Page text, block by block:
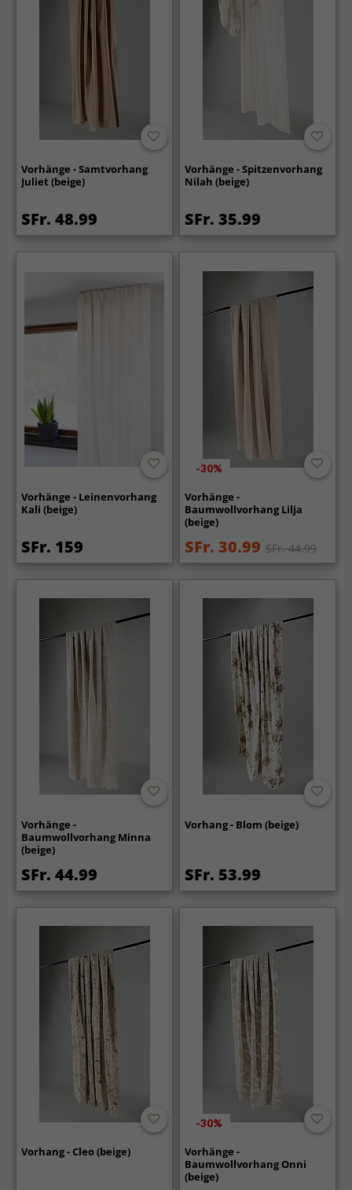
Vorhänge - Samtvorhang
Juliet (beige)
SFr. 48.99
Vorhänge - Spitzenvorhang
Nilah (beige)
SFr. 35.99
Vorhänge - Leinenvorhang
Kali (beige)
SFr. 159
-30%
Vorhänge -
Baumwollvorhang Lilja
(beige)
SFr. 30.99 SFr. 44.99
Vorhänge -
Baumwollvorhang Minna
(beige)
SFr. 44.99
Vorhang - Blom (beige)
SFr. 53.99
Vorhang - Cleo (beige)
-30%
Vorhänge -
Baumwollvorhang Onni
(beige)